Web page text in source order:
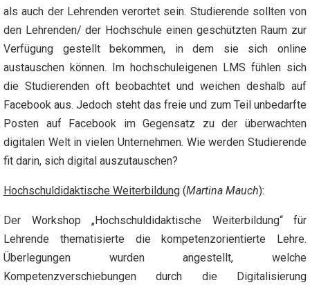
als auch der Lehrenden verortet sein. Studierende sollten von
den Lehrenden/ der Hochschule einen geschützten Raum zur
Verfügung gestellt bekommen, in dem sie sich online
austauschen können. Im hochschuleigenen LMS fühlen sich
die Studierenden oft beobachtet und weichen deshalb auf
Facebook aus. Jedoch steht das freie und zum Teil unbedarfte
Posten auf Facebook im Gegensatz zu der überwachten
digitalen Welt in vielen Unternehmen. Wie werden Studierende
fit darin, sich digital auszutauschen?
Hochschuldidaktische Weiterbildung (Martina Mauch):
Der Workshop „Hochschuldidaktische Weiterbildung“ für
Lehrende thematisierte die kompetenzorientierte Lehre.
Überlegungen wurden angestellt, welche
Kompetenzverschiebungen durch die Digitalisierung